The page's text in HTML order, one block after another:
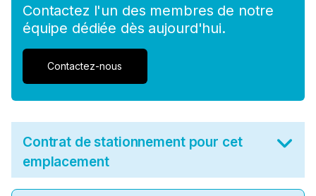
Contactez l'un des membres de notre
équipe dédiée dès aujourd'hui.
Contactez-nous
Contrat de stationnement pour cet
emplacement